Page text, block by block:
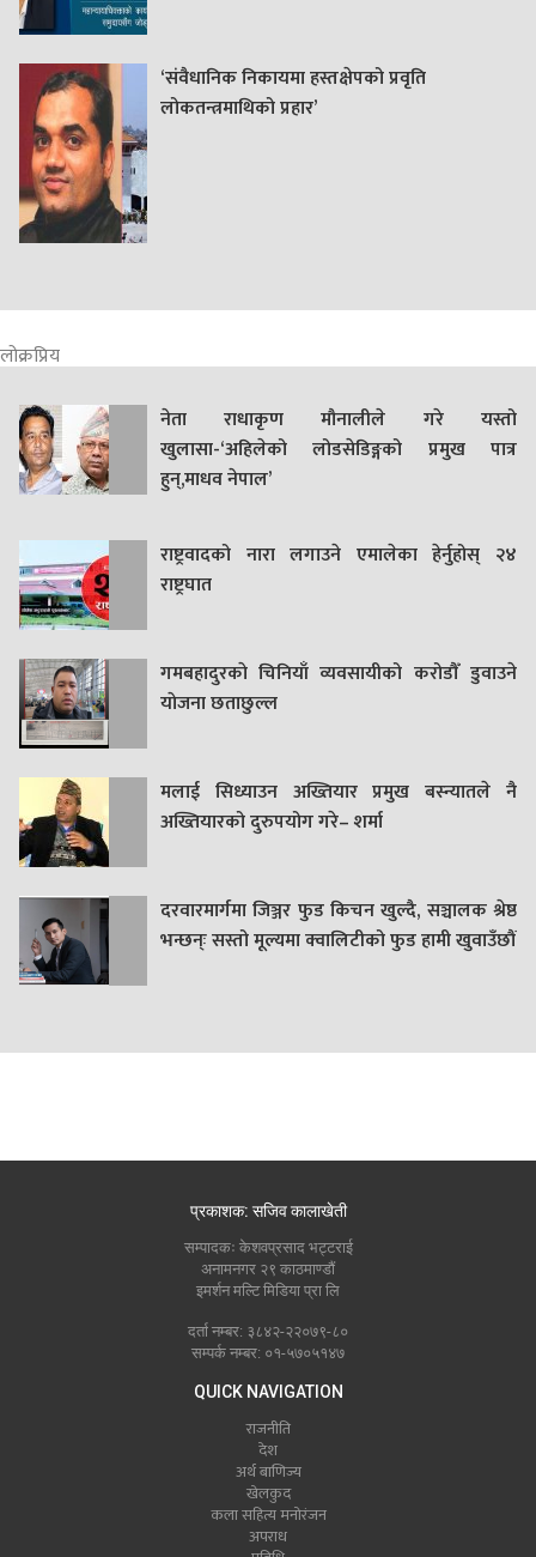
‘संवैधानिक निकायमा हस्तक्षेपको प्रवृति
लोकतन्त्रमाथिको प्रहार’
लोक्रप्रिय
नेता राधाकृण मौनालीले गरे यस्तो
खुलासा-‘अहिलेको लोडसेडिङ्गको प्रमुख पात्र
हुन्,माधव नेपाल’
राष्ट्रवादको नारा लगाउने एमालेका हेर्नुहोस् २४
राष्ट्रघात
गमबहादुरकाे चिनियाँ व्यवसायीको करोडौँ डुवाउने
याेजना छताछुल्ल
मलाई सिध्याउन अख्तियार प्रमुख बस्न्यातले नै
अख्तियारको दुरुपयोग गरे– शर्मा
दरवारमार्गमा जिञ्जर फुड किचन खुल्दै, सञ्चालक श्रेष्ठ
भन्छन्ः सस्तो मूल्यमा क्वालिटीको फुड हामी खुवाउँछौं
प्रकाशक: सजिव कालाखेती
सम्पादकः केशवप्रसाद भट्टराई
अनामनगर २९ काठमाण्डौं
इमर्शन मल्टि मिडिया प्रा लि
दर्ता नम्बर: ३८४२-२२०७९-८०
सम्पर्क नम्बर: ०१-५७०५१४७
QUICK NAVIGATION
राजनीति
देश
अर्थ बाणिज्य
खेलकुद
कला सहित्य मनोरंजन
अपराध